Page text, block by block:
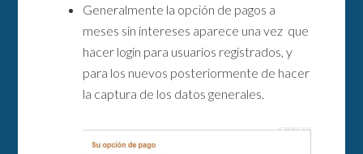
Generalmente la opción de pagos a
meses sin intereses aparece una vez que
hacer login para usuarios registrados, y
para los nuevos posteriormente de hacer
la captura de los datos generales.